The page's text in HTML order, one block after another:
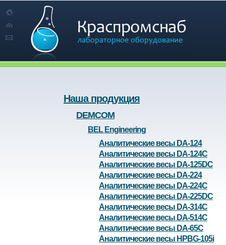
Наша продукция
DEMCOM
BEL Engineering
Аналитические весы DA-124
Аналитические весы DA-124C
Аналитические весы DA-125DC
Аналитические весы DA-224
Аналитические весы DA-224C
Аналитические весы DA-225DC
Аналитические весы DA-314C
Аналитические весы DA-514C
Аналитические весы DA-65C
Аналитические весы HPBG-105i